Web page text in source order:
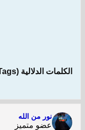
الكلمات الدلالية (Tags):
نور من الله
عضو متميز